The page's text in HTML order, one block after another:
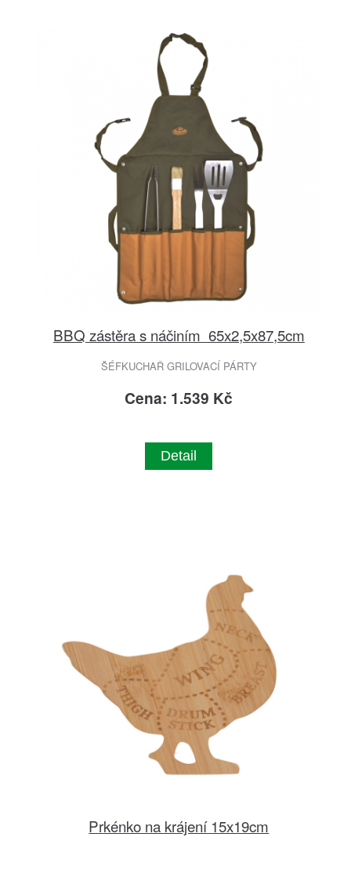
BBQ zástěra s náčiním 65x2,5x87,5cm
ŠÉFKUCHAŘ GRILOVACÍ PÁRTY
Cena: 1.539 Kč
Detail
Prkénko na krájení 15x19cm